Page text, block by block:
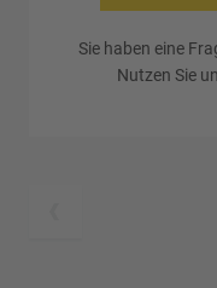
Sie haben eine
Nutzen Sie